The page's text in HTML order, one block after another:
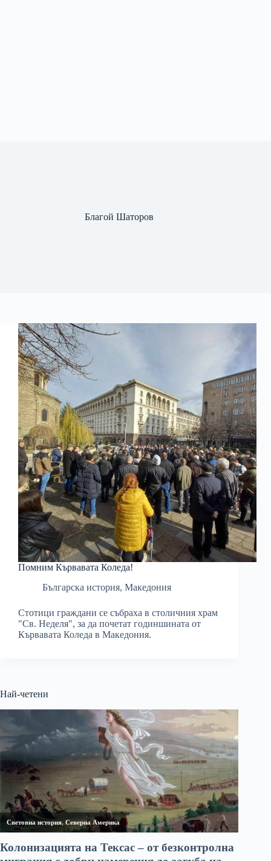
Благой Шаторов
Помним Кървавата Коледа!
Българска история, Македония
Стотици граждани се събраха в столичния храм
"Св. Неделя", за да почетат годиншината от
Кървавата Коледа в Македония.
Най-четени